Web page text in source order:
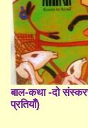
बाल-कथा -दो
प्रतियाँ)